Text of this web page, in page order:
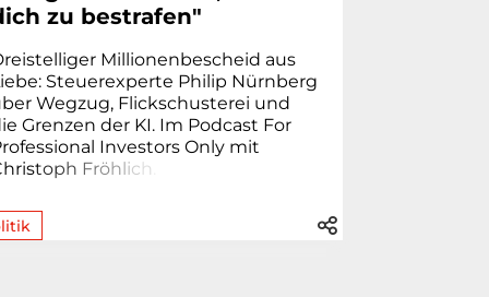
zu bestrafen"
Millionenbescheid aus
Steuerexperte Philip Nürnberg
Wegzug, Flickschusterei und
Grenzen der KI. Im Podcast For
Investors Only mit
toph Fröhlich